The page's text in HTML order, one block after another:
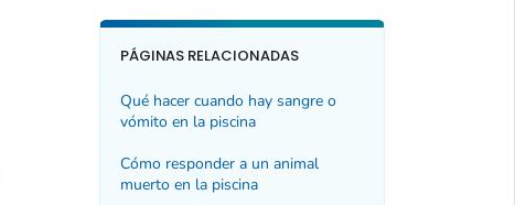
PÁGINAS RELACIONADAS
Qué hacer cuando hay sangre o
vómito en la piscina
Cómo responder a un animal
muerto en la piscina